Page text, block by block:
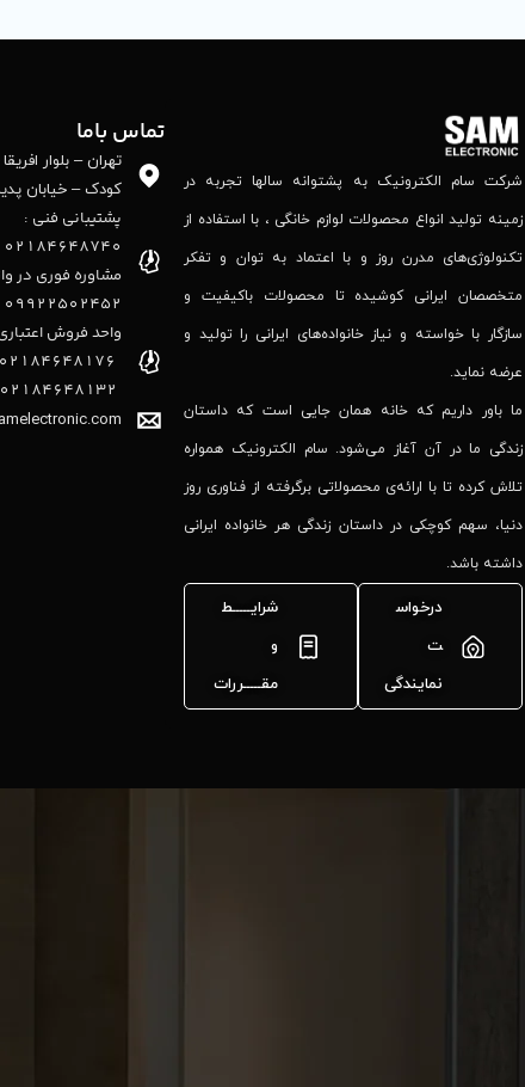
شرکت سام الکترونیک به پشتوانه‌ سالها تجربه در
زمینه تولید انواع محصولات لوازم خانگی ، با استفاده از
تکنولوژی‌های مدرن روز و با اعتماد به توان و تفکر
متخصصان ایرانی کوشیده تا محصولات باکیفیت و
سازگار با خواسته و نیاز خانواده‌های ایرانی را تولید و
عرضه نماید.
ما باور داریم که خانه همان جایی است که داستان
زندگی ما در آن آغاز می‌شود. سام الکترونیک همواره
تلاش کرده تا با ارائه‌ی محصولاتی برگرفته از فناوری روز
دنیا، سهم کوچکی در داستان زندگی هر خانواده ایرانی
داشته باشد.
درخواس
ت
نمایندگی
شرایـــــط
و
مقـــــررات
تماس باما
تهران – بلوار
کودک – خیابان
پشتیبانی فنی :
02184648740
مشاوره فوری در
09922502452
واحد فروش